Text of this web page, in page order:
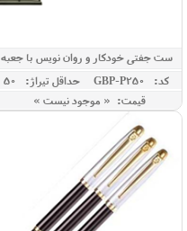
ست جفتی خودکار و روان نویس با جعبه
250
کد: GBP-P250
حداقل تيراژ: 50
قیمت: « موجود نیست »